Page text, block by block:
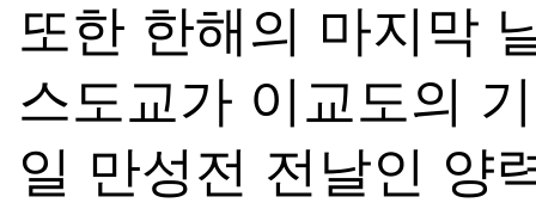
또한 한해의 마지막
스도교가 이교도의
일 만성전 전날인 양